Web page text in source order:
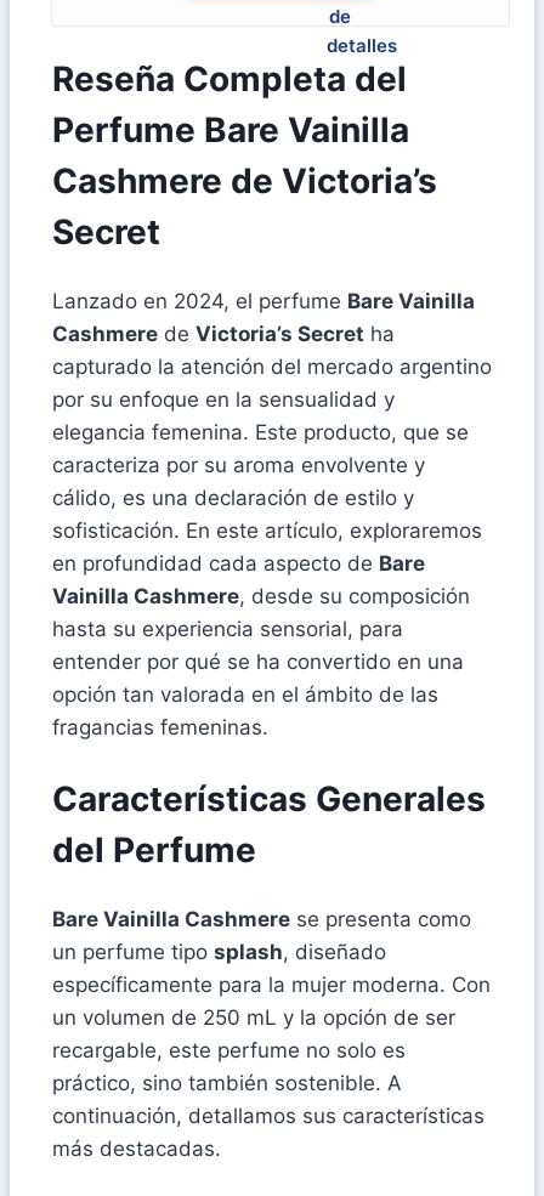
Reseña Completa del
Perfume Bare Vainilla
Cashmere de Victoria’s
Secret
Lanzado en 2024, el perfume Bare Vainilla
Cashmere de Victoria’s Secret ha
capturado la atención del mercado argentino
por su enfoque en la sensualidad y
elegancia femenina. Este producto, que se
caracteriza por su aroma envolvente y
cálido, es una declaración de estilo y
sofisticación. En este artículo, exploraremos
en profundidad cada aspecto de Bare
Vainilla Cashmere, desde su composición
hasta su experiencia sensorial, para
entender por qué se ha convertido en una
opción tan valorada en el ámbito de las
fragancias femeninas.
Características Generales
del Perfume
Bare Vainilla Cashmere se presenta como
un perfume tipo splash, diseñado
específicamente para la mujer moderna. Con
un volumen de 250 mL y la opción de ser
recargable, este perfume no solo es
práctico, sino también sostenible. A
continuación, detallamos sus características
más destacadas.